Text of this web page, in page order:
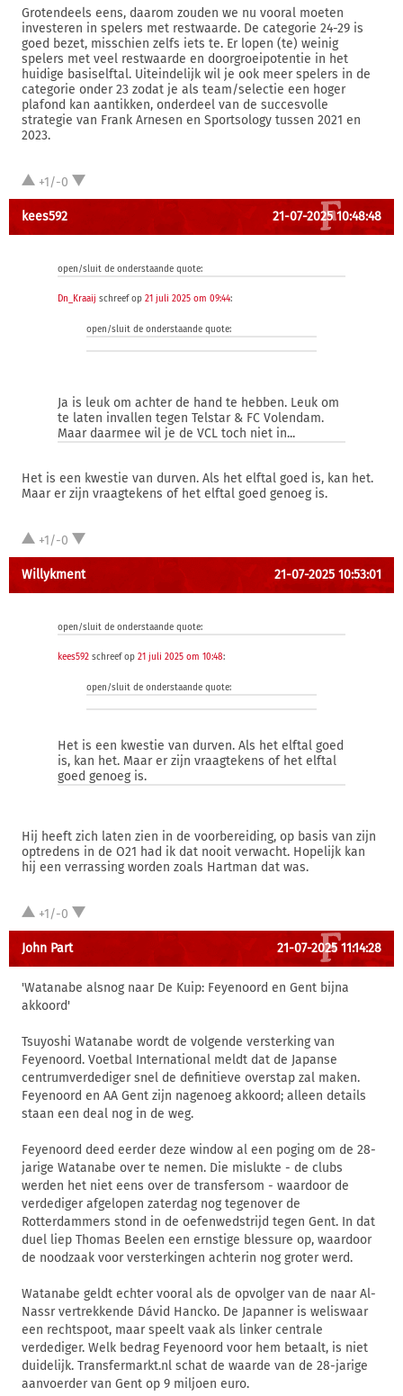
Grotendeels eens, daarom zouden we nu vooral moeten
investeren in spelers met restwaarde. De categorie 24-29 is
goed bezet, misschien zelfs iets te. Er lopen (te) weinig
spelers met veel restwaarde en doorgroeipotentie in het
huidige basiselftal. Uiteindelijk wil je ook meer spelers in de
categorie onder 23 zodat je als team/selectie een hoger
plafond kan aantikken, onderdeel van de succesvolle
strategie van Frank Arnesen en Sportsology tussen 2021 en
2023.
+1/-0
kees592 21-07-2025 10:48:48
open/sluit de onderstaande quote:
Dn_Kraaij schreef op 21 juli 2025 om 09:44:
open/sluit de onderstaande quote:
Ja is leuk om achter de hand te hebben. Leuk om
te laten invallen tegen Telstar & FC Volendam.
Maar daarmee wil je de VCL toch niet in...
Het is een kwestie van durven. Als het elftal goed is, kan het.
Maar er zijn vraagtekens of het elftal goed genoeg is.
+1/-0
Willykment 21-07-2025 10:53:01
open/sluit de onderstaande quote:
kees592 schreef op 21 juli 2025 om 10:48:
open/sluit de onderstaande quote:
Het is een kwestie van durven. Als het elftal goed
is, kan het. Maar er zijn vraagtekens of het elftal
goed genoeg is.
Hij heeft zich laten zien in de voorbereiding, op basis van zijn
optredens in de O21 had ik dat nooit verwacht. Hopelijk kan
hij een verrassing worden zoals Hartman dat was.
+1/-0
John Part 21-07-2025 11:14:28
'Watanabe alsnog naar De Kuip: Feyenoord en Gent bijna
akkoord'
Tsuyoshi Watanabe wordt de volgende versterking van
Feyenoord. Voetbal International meldt dat de Japanse
centrumverdediger snel de definitieve overstap zal maken.
Feyenoord en AA Gent zijn nagenoeg akkoord; alleen details
staan een deal nog in de weg.
Feyenoord deed eerder deze window al een poging om de 28-
jarige Watanabe over te nemen. Die mislukte - de clubs
werden het niet eens over de transfersom - waardoor de
verdediger afgelopen zaterdag nog tegenover de
Rotterdammers stond in de oefenwedstrijd tegen Gent. In dat
duel liep Thomas Beelen een ernstige blessure op, waardoor
de noodzaak voor versterkingen achterin nog groter werd.
Watanabe geldt echter vooral als de opvolger van de naar Al-
Nassr vertrekkende Dávid Hancko. De Japanner is weliswaar
een rechtspoot, maar speelt vaak als linker centrale
verdediger. Welk bedrag Feyenoord voor hem betaalt, is niet
duidelijk. Transfermarkt.nl schat de waarde van de 28-jarige
aanvoerder van Gent op 9 miljoen euro.